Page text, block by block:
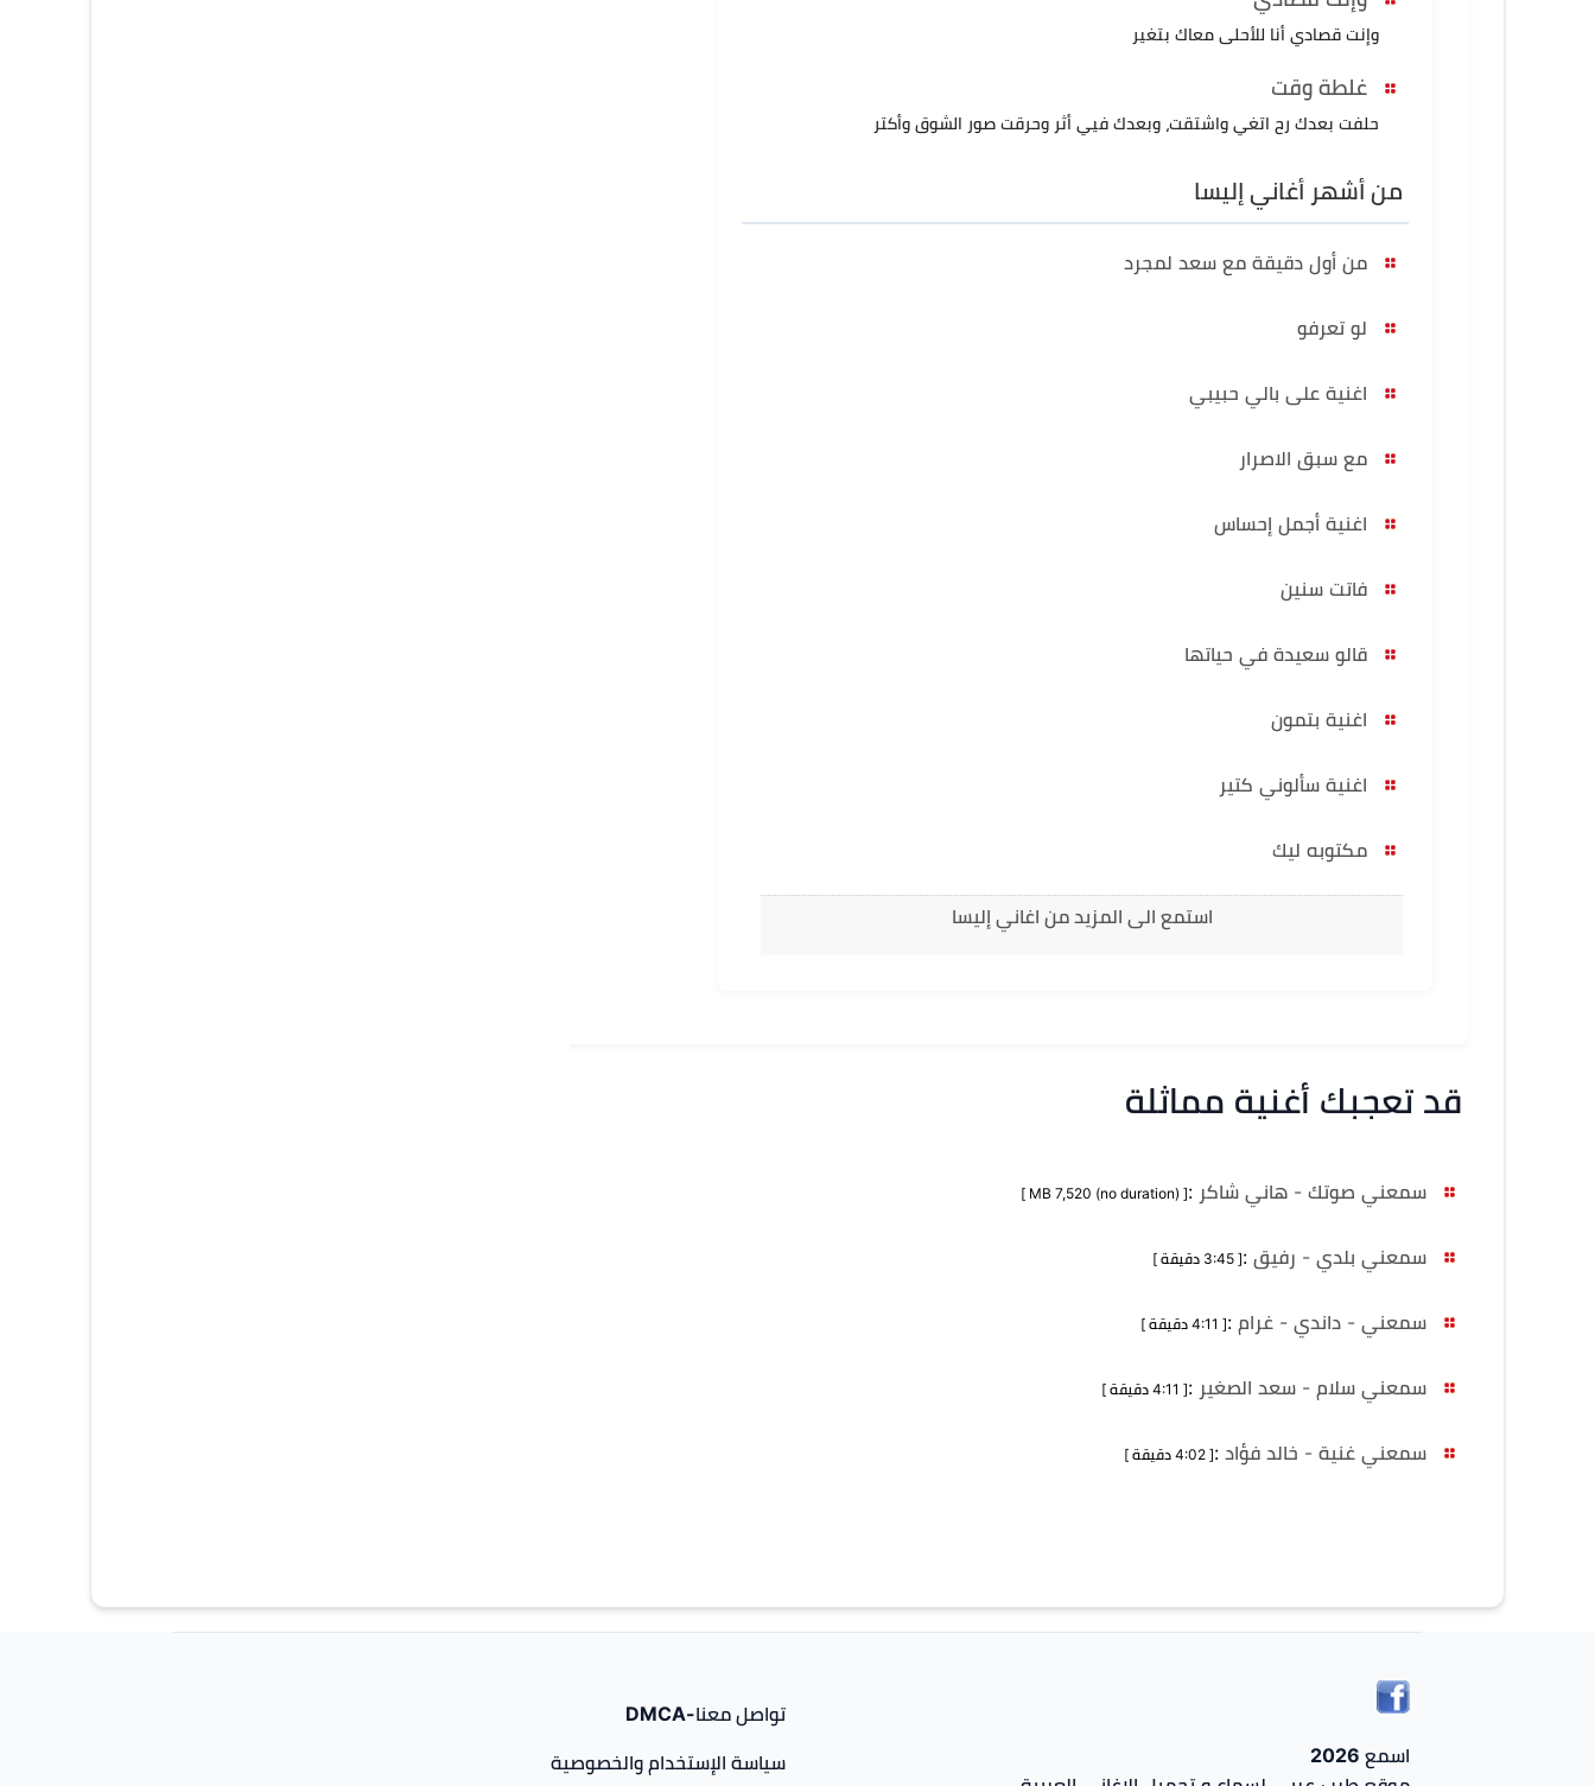
وإنت قصادي أنا للأحلى معاك بتغير
غلطة وقت
حلفت بعدك رح اتغي واشتقت، وبعدك فيي أثر وحرقت صور الشوق وأكتر
من أشهر أغاني إليسا
من أول دقيقة مع سعد لمجرد
لو تعرفو
اغنية على بالي حبيبي
مع سبق الاصرار
اغنية أجمل إحساس
فاتت سنين
قالو سعيدة في حياتها
اغنية بتمون
اغنية سألوني كتير
مكتوبه ليك
استمع الى المزيد من اغاني إليسا
قد تعجبك أغنية مماثلة
سمعني صوتك - هاني شاكر :
[ MB 7,520 (no duration) ]
سمعني بلدي - رفيق :[ 3:45 دقيقة ]
سمعني - داندي - غرام :[ 4:11 دقيقة ]
سمعني سلام - سعد الصغير :[ 4:11 دقيقة ]
سمعني غنية - خالد فؤاد :[ 4:02 دقيقة ]
اسمع 2026
تواصل معنا-DMCA
سياسة الإستخدام والخصوصية